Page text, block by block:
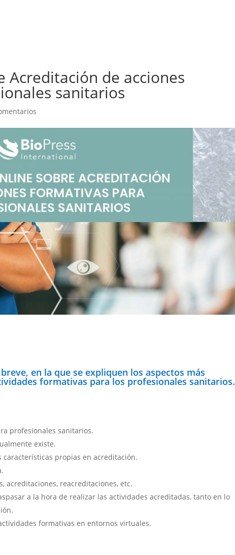
Acreditación de acciones
sanitarios
en la que se expliquen los aspectos más
formativas para los profesionales sanitarios.
profesionales sanitarios.
existe.
características propias en acreditación.
acreditaciones, reacreditaciones, etc.
a la hora de realizar las actividades acreditadas, tanto en lo
formativas en entornos virtuales.